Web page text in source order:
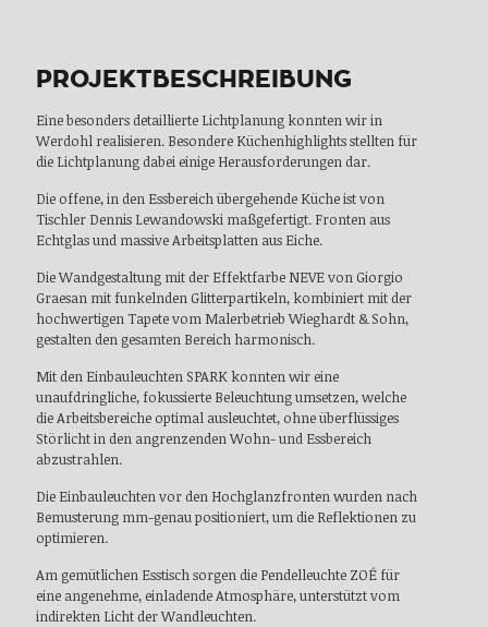
PROJEKTBESCHREIBUNG
Eine besonders detaillierte Lichtplanung konnten wir in
Werdohl realisieren. Besondere Küchenhighlights stellten für
die Lichtplanung dabei einige Herausforderungen dar.
Die offene, in den Essbereich übergehende Küche ist von
Tischler Dennis Le­wan­dow­ski maßgefertigt. Fronten aus
Echtglas und massive Arbeitsplatten aus Eiche.
Die Wandgestaltung mit der Effektfarbe NEVE von Giorgio
Graesan mit funkelnden Glitterpartikeln, kombiniert mit der
hochwertigen Tapete vom Malerbetrieb Wieghardt & Sohn,
gestalten den gesamten Bereich harmonisch.
Mit den Einbauleuchten SPARK konnten wir eine
unaufdringliche, fokussierte Beleuchtung umsetzen, welche
die Arbeitsbereiche optimal ausleuchtet, ohne überflüssiges
Störlicht in den angrenzenden Wohn- und Essbereich
abzustrahlen.
Die Einbauleuchten vor den Hochglanzfronten wurden nach
Bemusterung mm-genau positioniert, um die Reflektionen zu
optimieren.
Am gemütlichen Esstisch sorgen die Pendelleuchte ZOÉ für
eine angenehme, einladende Atmosphäre, unterstützt vom
indirekten Licht der Wandleuchten.